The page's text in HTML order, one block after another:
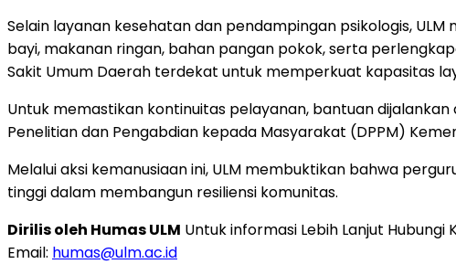
Selain layanan kesehatan dan pendampingan psikologis,
bayi, makanan ringan, bahan pangan pokok, serta
Sakit Umum Daerah terdekat untuk memperkuat kapasitas
Untuk memastikan kontinuitas pelayanan, bantuan
Penelitian dan Pengabdian kepada Masyarakat (DPPM)
Melalui aksi kemanusiaan ini, ULM membuktikan bahwa
tinggi dalam membangun resiliensi komunitas.
Dirilis oleh Humas ULM Untuk informasi Lebih Lanjut Hubungi
Email: humas@ulm.ac.id